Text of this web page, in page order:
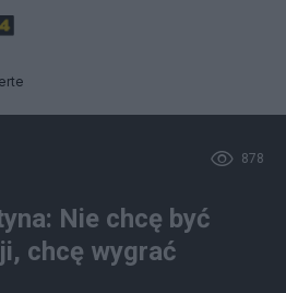
878
Nie chcę być
chcę wygrać